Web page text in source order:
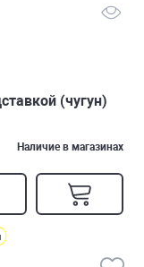
(чугун)
Наличие в магазинах